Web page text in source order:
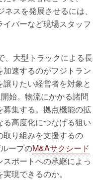
スを発展させるには、
バーなど現場スタッフ
、大型トラックによる長
速するのがフジトラン
りたい経営者を対象と
始。物流にかかる諸問
集する。拠点機能の拡
高度化につなげる狙い
り組みを支援するの
ープのM&Aサクシード
スポートへの承継によっ
現できるのか。